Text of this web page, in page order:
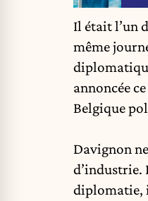
Il était l’un
même
annoncée
Belgique
Davignon
d’industrie.
diplomatie,